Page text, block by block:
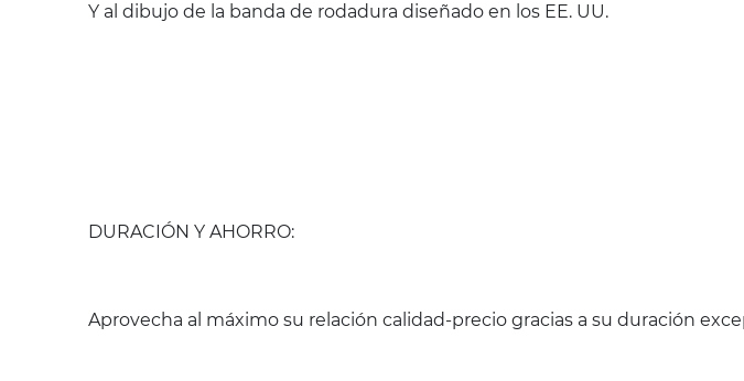
Y al dibujo de la banda de rodadura diseñado en los EE. UU.
DURACIÓN Y AHORRO:
Aprovecha al máximo su relación calidad-precio gracias a su duración